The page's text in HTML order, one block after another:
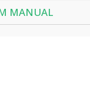
MANUAL